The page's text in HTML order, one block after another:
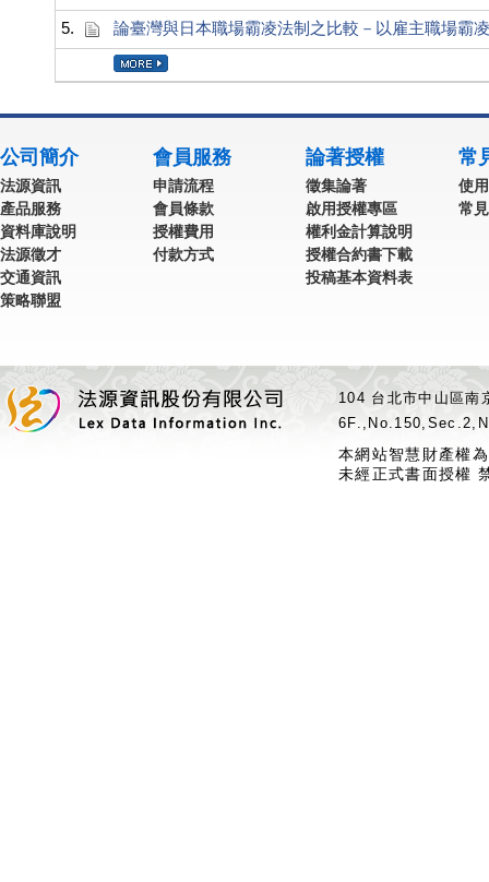
5. 論臺灣與日本職場霸凌法制之比較－以雇主職場霸
公司簡介
法源資訊
產品服務
資料庫說明
法源徵才
交通資訊
策略聯盟
會員服務
申請流程
會員條款
授權費用
付款方式
論著授權
徵集論著
啟用授權專區
權利金計算說明
授權合約書下載
投稿基本資料表
常
使
常
104 台北市中山區
本網站智慧財產權
未經正式書面授權